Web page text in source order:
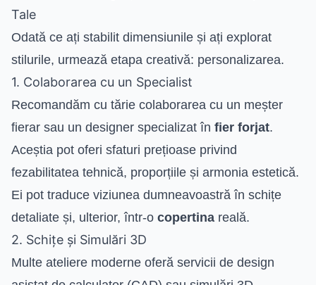
Tale
Odată ce ați stabilit dimensiunile și ați explorat
stilurile, urmează etapa creativă: personalizarea.
1. Colaborarea cu un Specialist
Recomandăm cu tărie colaborarea cu un meșter
fierar sau un designer specializat în fier forjat.
Aceștia pot oferi sfaturi prețioase privind
fezabilitatea tehnică, proporțiile și armonia estetică.
Ei pot traduce viziunea dumneavoastră în schițe
detaliate și, ulterior, într-o copertina reală.
2. Schițe și Simulări 3D
Multe ateliere moderne oferă servicii de design